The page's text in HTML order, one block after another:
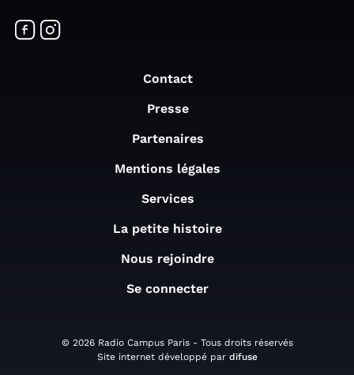
Contact
Presse
Partenaires
Mentions légales
Services
La petite histoire
Nous rejoindre
Se connecter
© 2026 Radio Campus Paris - Tous droits réservés
Site internet développé par difuse